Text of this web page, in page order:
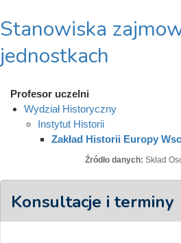
Stanowiska
jednostkach
Profesor uczelni
Wydział Historyczny
Instytut Historii
Zakład Historii Europy
Źródło danych: Skład
Konsultacje i terminy